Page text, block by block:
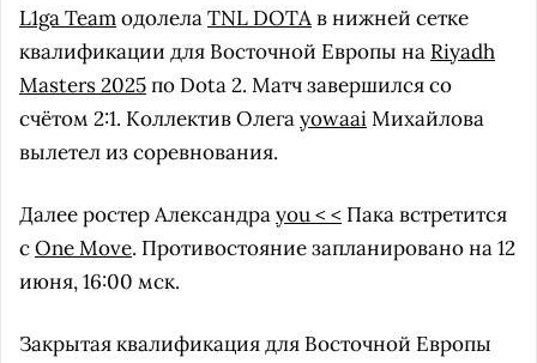
L1ga TeamодолелаTNL DOTAв нижней сетке
квалификации для Восточной Европы на Riyadh
Masters 2025по Dota 2. Матч завершился со
счётом 2:1. Коллектив ОлегаyowaaiМихайлова
вылетел из соревнования.
Далее ростер Александраyou < < Пака встретится
сOne Move. Противостояние запланировано на 12
июня, 16:00 мск.
Закрытая квалификация для Восточной Европы